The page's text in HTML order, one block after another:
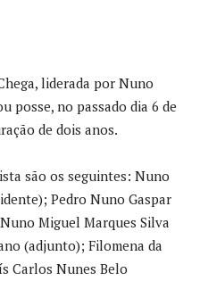
liderada por Nuno
posse, no passado dia 6 de
de dois anos.
são os seguintes: Nuno
Pedro Nuno Gaspar
Miguel Marques Silva
(adjunto); Filomena da
Carlos Nunes Belo